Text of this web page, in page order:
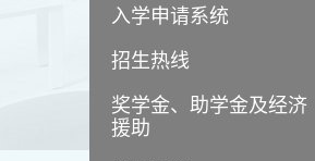
入学申请系统
招生热线
奖学金、助学金及经济
援助